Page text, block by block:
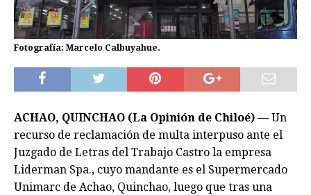
Fotografía: Marcelo Calbuyahue.
ACHAO, QUINCHAO (La Opinión de Chiloé) — Un
recurso de reclamación de multa interpuso ante el
Juzgado de Letras del Trabajo Castro la empresa
Liderman Spa., cuyo mandante es el Supermercado
Unimarc de Achao, Quinchao, luego que tras una